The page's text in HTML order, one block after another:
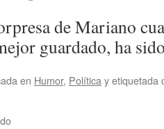
de Mariano
guardado, ha
en Humor, Política y etiquetada